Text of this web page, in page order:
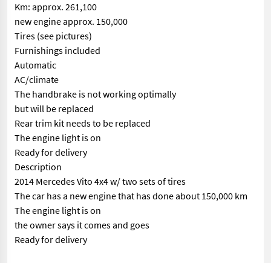
Km: approx. 261,100
new engine approx. 150,000
Tires (see pictures)
Furnishings included
Automatic
AC/climate
The handbrake is not working optimally
but will be replaced
Rear trim kit needs to be replaced
The engine light is on
Ready for delivery
Description
2014 Mercedes Vito 4x4 w/ two sets of tires
The car has a new engine that has done about 150,000 km
The engine light is on
the owner says it comes and goes
Ready for delivery